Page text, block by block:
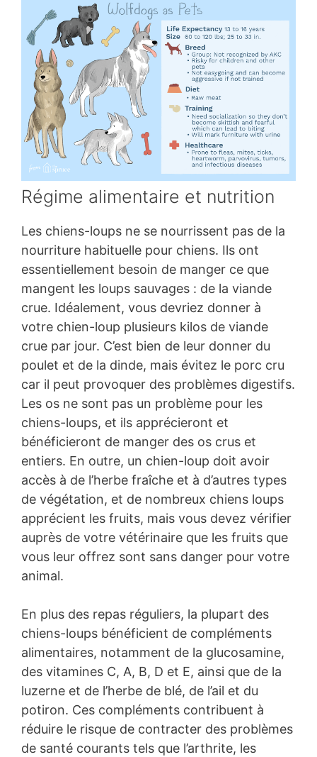
Régime alimentaire et nutrition
Les chiens-loups ne se nourrissent pas de la
nourriture habituelle pour chiens. Ils ont
essentiellement besoin de manger ce que
mangent les loups sauvages : de la viande
crue. Idéalement, vous devriez donner à
votre chien-loup plusieurs kilos de viande
crue par jour. C’est bien de leur donner du
poulet et de la dinde, mais évitez le porc cru
car il peut provoquer des problèmes digestifs.
Les os ne sont pas un problème pour les
chiens-loups, et ils apprécieront et
bénéficieront de manger des os crus et
entiers. En outre, un chien-loup doit avoir
accès à de l’herbe fraîche et à d’autres types
de végétation, et de nombreux chiens loups
apprécient les fruits, mais vous devez vérifier
auprès de votre vétérinaire que les fruits que
vous leur offrez sont sans danger pour votre
animal.
En plus des repas réguliers, la plupart des
chiens-loups bénéficient de compléments
alimentaires, notamment de la glucosamine,
des vitamines C, A, B, D et E, ainsi que de la
luzerne et de l’herbe de blé, de l’ail et du
potiron. Ces compléments contribuent à
réduire le risque de contracter des problèmes
de santé courants tels que l’arthrite, les